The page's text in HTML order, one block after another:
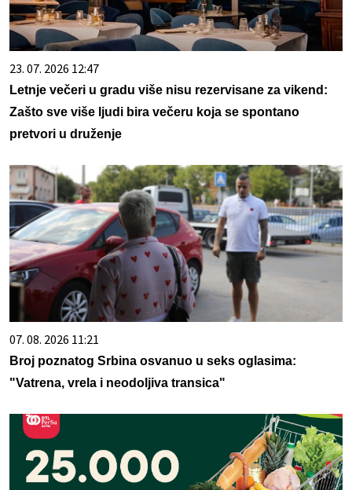
23. 07. 2026 12:47
Letnje večeri u gradu više nisu rezervisane za vikend:
Zašto sve više ljudi bira večeru koja se spontano
pretvori u druženje
07. 08. 2026 11:21
Broj poznatog Srbina osvanuo u seks oglasima:
"Vatrena, vrela i neodoljiva transica"